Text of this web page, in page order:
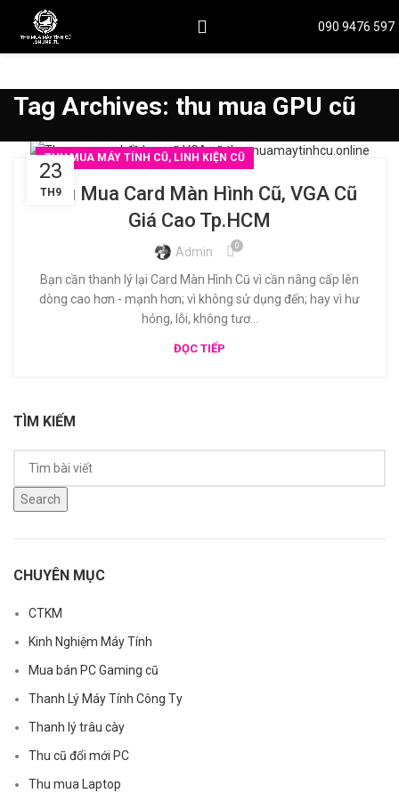
090 9476 597
Tag Archives: thu mua GPU cũ
23
TH9
THU MUA MÁY TÍNH CŨ, LINH KIỆN CŨ
Thu Mua Card Màn Hình Cũ, VGA Cũ
Giá Cao Tp.HCM
Admin 0
Bạn cần thanh lý lại Card Màn Hình Cũ vì cần nâng cấp lên
dòng cao hơn - mạnh hơn; vì không sử dụng đến; hay vì hư
hỏng, lỗi, không tươ...
ĐỌC TIẾP
TÌM KIẾM
Search
CHUYÊN MỤC
CTKM
Kinh Nghiệm Máy Tính
Mua bán PC Gaming cũ
Thanh Lý Máy Tính Công Ty
Thanh lý trâu cày
Thu cũ đổi mới PC
Thu mua Laptop